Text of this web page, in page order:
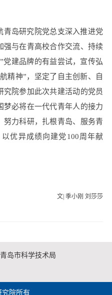
青岛研究院党总支深入推进党
强与在青高校合作交流、持续
党建品牌的有益尝试，宣传弘
精神”，坚定了自主创新、自
院参加此次共建活动的党员
必将在一代代青年人的接力
力科研，扎根青岛、服务青
优异成绩向建党100周年献
文| 季小刚 刘莎莎
青岛市科学技术局
究院所有